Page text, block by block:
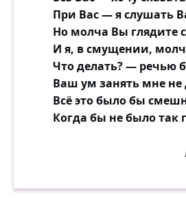
При Вас — я слушать
Но молча Вы глядите
И я, в смущении,
Что делать? — речью
Ваш ум занять мне не
Всё это было бы
Когда бы не было так